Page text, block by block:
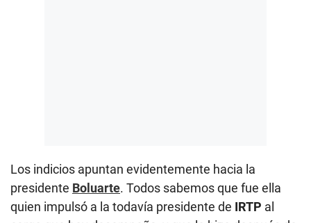
Los indicios apuntan evidentemente hacia la
presidente Boluarte. Todos sabemos que fue ella
quien impulsó a la todavía presidente de IRTP al